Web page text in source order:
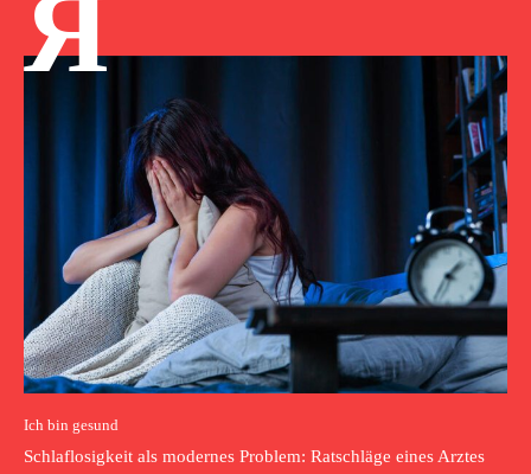
Я
Ich bin gesund
Schlaflosigkeit als modernes Problem: Ratschläge eines Arztes